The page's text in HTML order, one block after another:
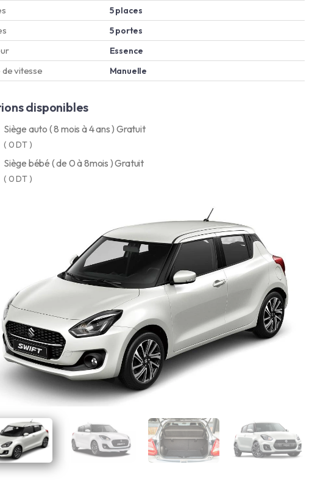
5 places
5 portes
Essence
de vitesse Manuelle
disponibles
Siège auto ( 8 mois à 4 ans ) Gratuit
( 0 DT )
Siège bébé ( de 0 à 8mois ) Gratuit
( 0 DT )